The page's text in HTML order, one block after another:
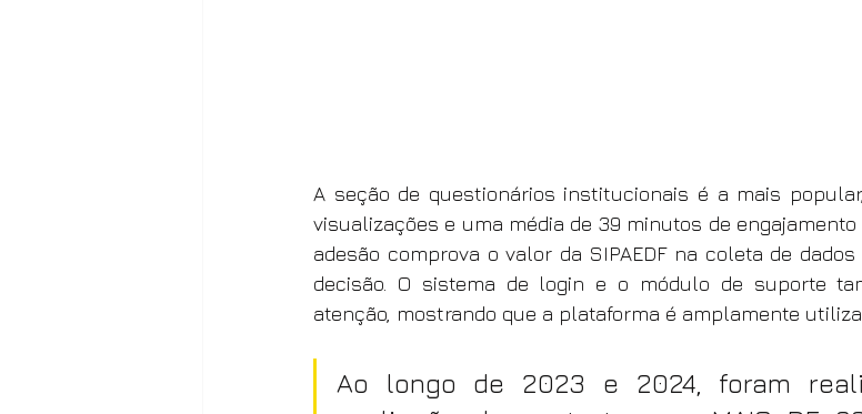
A seção de questionários institucionais é a mais
visualizações e uma média de 39 minutos de
adesão comprova o valor da SIPAEDF na coleta de
decisão. O sistema de login e o módulo de suporte
atenção, mostrando que a plataforma é amplamente
Ao longo de 2023 e 2024, foram